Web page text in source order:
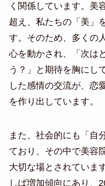
く関係しています。美
超え、私たちの「美」
す。そのため、多くの
心を動かされ、「次は
う？」と期待を胸にし
した感情の交流が、恋
を作り出しています。
また、社会的にも「自
ており、その中で美容
大切な場とされていま
しば増加傾向にあり、